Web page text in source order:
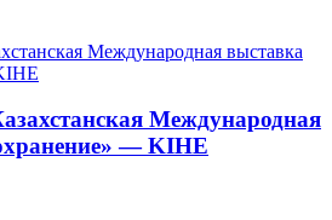
Международная
— KIHE